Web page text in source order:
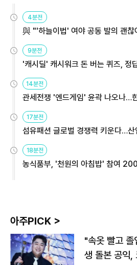
4분전
與 "'하늘이법' 여야 공동 발의 괜
9분전
'캐시딜' 캐시워크 돈 버는 퀴즈, 정
14분전
관세전쟁 '엔드게임' 윤곽 나오나…
17분전
섬유패션 글로벌 경쟁력 키운다…
18분전
농식품부, '천원의 아침밥' 참여
아주PICK >
"속옷 빨고
생 돌본 공익,